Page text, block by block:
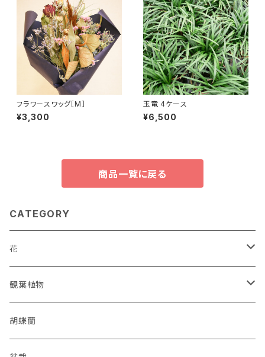
フラワースワッグ［M］
¥3,300
玉竜 4ケース
¥6,500
商品一覧に戻る
CATEGORY
花
花束
アレンジメント
観葉植物
オーガスタ
胡蝶蘭